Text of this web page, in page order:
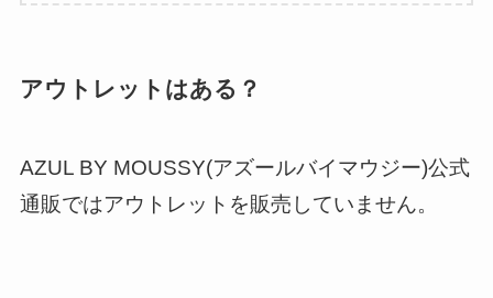
アウトレットはある？
AZUL BY MOUSSY(アズールバイマウジー)公式
通販ではアウトレットを販売していません。